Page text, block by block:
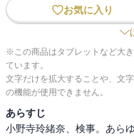
お気に入り
※この商品はタブレットなど大
ています。
文字だけを拡大することや、文
の機能が使用できません。
あらすじ
小野寺玲緒奈、検事。あら